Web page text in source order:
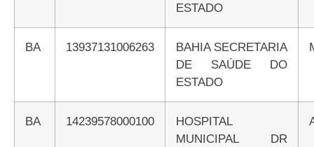
ESTADO
BA 13937131006263
BAHIA SECRETARIA
DE SAÚDE DO
ESTADO
BA 14239578000100
HOSPITAL
MUNICIPAL DR